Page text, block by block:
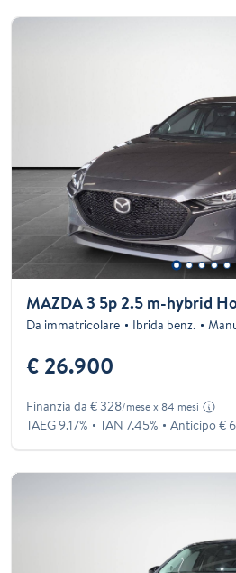
MAZDA 3 5p 2.5 m-hybrid
Da immatricolare Ibrida benz.
€ 26.900
Finanzia da € 328/mese x 84 mesi
TAEG 9.17% TAN 7.45% Anticipo €